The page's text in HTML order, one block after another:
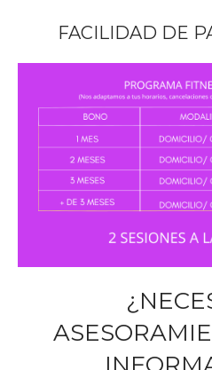
FACILIDAD DE